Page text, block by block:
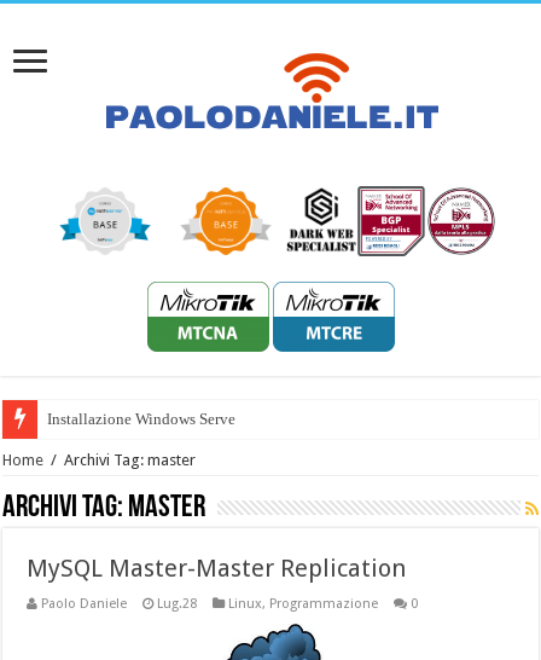
Installazione Windows Server 2022
Home / Archivi Tag: master
Archivi Tag: master
MySQL Master-Master Replication
Paolo Daniele Lug.28 Linux, Programmazione 0